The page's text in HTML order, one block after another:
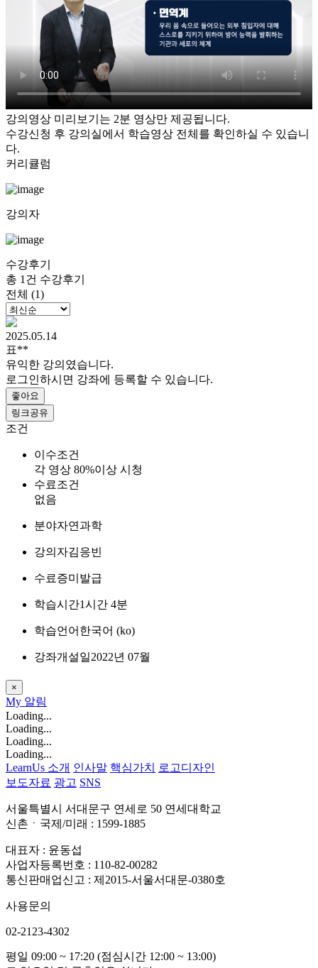
강의영상 미리보기는 2분 영상만 제공됩니다.
수강신청 후 강의실에서 학습영상 전체를 확인하실 수 있습니
다.
커리큘럼
강의자
수강후기
총 1건 수강후기
전체 (1)
2025.05.14
표**
유익한 강의였습니다.
로그인하시면 강좌에 등록할 수 있습니다.
좋아요
링크공유
조건
이수조건
각 영상 80%이상 시청
수료조건
없음
분야자연과학
강의자김응빈
수료증미발급
학습시간1시간 4분
학습언어 한국어 ‎(ko)‎
강좌개설일2022년 07월
×
My 알림
Loading...
Loading...
Loading...
Loading...
LearnUs 소개 인사말 핵심가치
로고디자인
보도자료 광고 SNS
서울특별시 서대문구 연세로 50 연세대학교
신촌ㆍ국제/미래 : 1599-1885
대표자 : 윤동섭
사업자등록번호 : 110-82-00282
통신판매업신고 : 제2015-서울서대문-0380호
사용문의
02-2123-4302
평일 09:00 ~ 17:20 (점심시간 12:00 ~ 13:00)